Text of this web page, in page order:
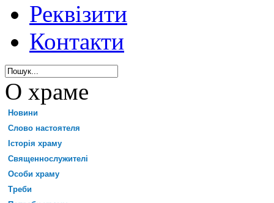
Реквізити
Контакти
О храме
Новини
Слово настоятеля
Історія храму
Священнослужителі
Особи храму
Треби